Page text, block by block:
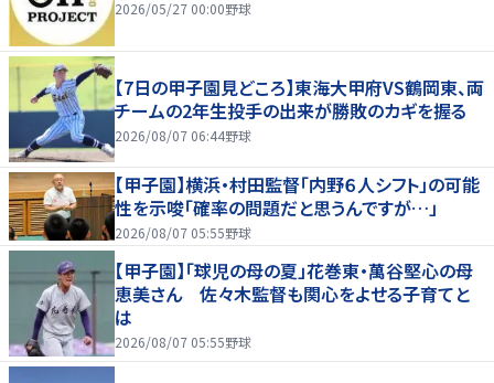
2026/05/27 00:00野球
【7日の甲子園見どころ】東海大甲府VS鶴岡東、両
チームの2年生投手の出来が勝敗のカギを握る
2026/08/07 06:44野球
【甲子園】横浜・村田監督「内野６人シフト」の可能
性を示唆「確率の問題だと思うんですが…」
2026/08/07 05:55野球
【甲子園】「球児の母の夏」花巻東・萬谷堅心の母
恵美さん 佐々木監督も関心をよせる子育てと
は
2026/08/07 05:55野球